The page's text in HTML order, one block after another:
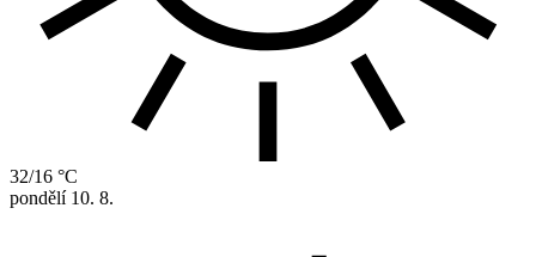
32/16 °C
pondělí 10. 8.